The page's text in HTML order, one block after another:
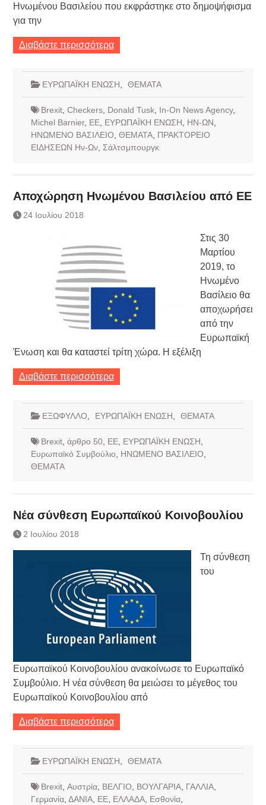
Ηνωμένου Βασιλείου που εκφράστηκε στο δημοψήφισμα
για την
Διαβάστε περισσότερα
ΕΥΡΩΠΑΪΚΗ ΕΝΩΣΗ ΘΕΜΑΤΑ
Brexit, Checkers, Donald Tusk, In-On News Agency,
Michel Barnier, ΕΕ, ΕΥΡΩΠΑΪΚΗ ΕΝΩΣΗ ΗΝ-ΩΝ
ΗΝΩΜΕΝΟ ΒΑΣΙΛΕΙΟ ΘΕΜΑΤΑ, ΠΡΑΚΤΟΡΕΙΟ
ΕΙΔΗΣΕΩΝ Ην-Ων, Σάλτσμπουργκ
Αποχώρηση Ηνωμένου Βασιλείου από ΕΕ
24 Ιουλίου 2018
Στις 30
Μαρτίου
2019, το
Ηνωμένο
Βασίλειο θα
αποχωρήσει
από την
Ευρωπαϊκή
Ένωση και θα καταστεί τρίτη χώρα. Η εξέλιξη
Διαβάστε περισσότερα
ΕΞΩΦΥΛΛΟ ΕΥΡΩΠΑΪΚΗ ΕΝΩΣΗ ΘΕΜΑΤΑ
Brexit, άρθρο 50, ΕΕ, ΕΥΡΩΠΑΪΚΗ ΕΝΩΣΗ
Ευρωπαϊκό Συμβούλιο
ΗΝΩΜΕΝΟ ΒΑΣΙΛΕΙΟ
ΘΕΜΑΤΑ
Νέα σύνθεση Ευρωπαϊκού Κοινοβουλίου
2 Ιουλίου 2018
Τη σύνθεση
του
Ευρωπαϊκού Κοινοβουλίου ανακοίνωσε το Ευρωπαϊκό
Συμβούλιο. Η νέα σύνθεση θα μειώσει το μέγεθος του
Ευρωπαϊκού Κοινοβουλίου από
Διαβάστε περισσότερα
ΕΥΡΩΠΑΪΚΗ ΕΝΩΣΗ ΘΕΜΑΤΑ
Brexit, Αυστρία, ΒΕΛΓΙΟ ΒΟΥΛΓΑΡΙΑ, ΓΑΛΛΙΑ,
Γερμανία, ΔΑΝΙΑ, ΕΕ, ΕΛΛΑΔΑ, Εσθονία,